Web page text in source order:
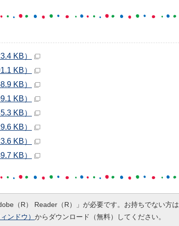
KB）
KB）
KB）
KB）
KB）
KB）
KB）
KB）
（R） Reader（R）」が必要です。お持ちでない方は
ンドウ） からダウンロード（無料）してください。